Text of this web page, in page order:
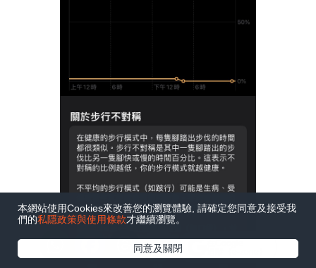
本網站使用Cookies來改善您的瀏覽體驗, 請確定您同意及接受我
們的私隱政策與使用條款才繼續瀏覽。
同意及關閉